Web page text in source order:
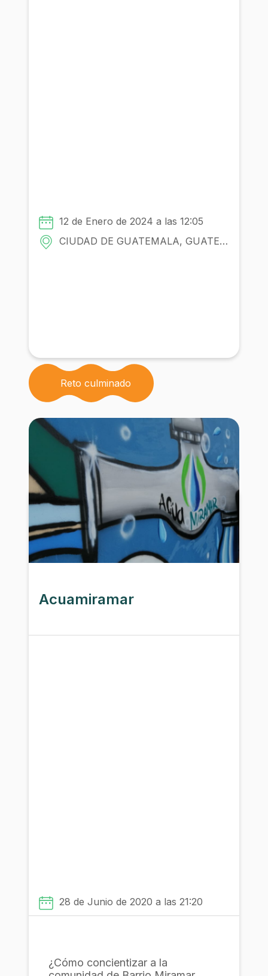
Con la participacion de:
Comunidad
12 de Enero de 2024 a las 12:05
CIUDAD DE GUATEMALA, GUATEMALA (CAPITAL) - GUATEMALA
Con la participacion de:
Reto culminado
Acuamiramar
28 de Junio de 2020 a las 21:20
¿Cómo concientizar a la